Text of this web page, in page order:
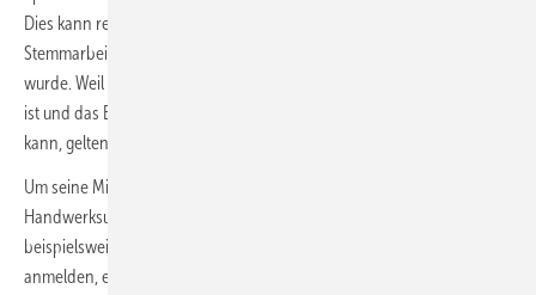
Dies kann relevant sein, wenn Baumaßnahmen mit Bohr- und
Stemmarbeiten in einem Altbau anstehen, der bis 1994 errichtet
wurde. Weil dabei mit einer Freisetzung von Asbestfasern zu rechnen
ist und das Einatmen der Fasern stark gesundheitsgefährdend sein
kann, gelten strenge Schutzmaßnahmen.
Um seine Mitarbeitenden für diese Gefahr zu sensibilisieren, kann der
Handwerksunternehmer betreffende Personen im Team
beispielsweise zu einem sogenannten „Kleinen Asbestschein“
anmelden, ein Sachkundelehrgang gemäß TRGS 519, Anlage 4C.